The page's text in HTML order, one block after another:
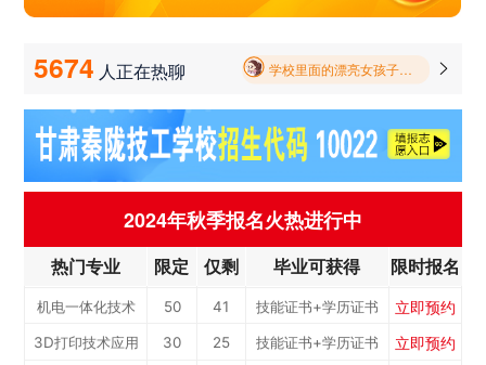
5674 人正在热聊
学校环境怎么样啊 视频上看上去还挺不 错的 有实地去看过的么
学校里面的漂亮女孩子多不多呀 
2024年秋季报名火热进行中
热门专业 限定 仅剩 毕业可获得 限时报名
技能证书+学历证书 立即预约
美容美发 50
烹饪(中西式面点) 33 技能证书+学历证书
烹饪(中式烹调) 40 33 技能证书+学历证书 立即预约
健康服务与管理 40 33 技能证书+学历证书 立即预约
90 74 技能证书+学历证书
化工工艺 30 25 技能证书+学历证书 立即预约
机电一体化技术 50 41 技能证书+学历证书 立即预约
3D打印技术应用 30 25 技能证书+学历证书 立即预约